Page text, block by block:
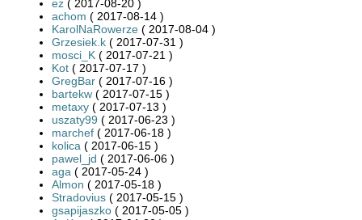
ez ( 2017-08-20 )
achom ( 2017-08-14 )
KarolNaRowerze ( 2017-08-04 )
Grzesiek.k ( 2017-07-31 )
mosci_K ( 2017-07-21 )
Kot ( 2017-07-17 )
GregBar ( 2017-07-16 )
bartekw ( 2017-07-15 )
metaxy ( 2017-07-13 )
uszaty99 ( 2017-06-23 )
marchef ( 2017-06-18 )
kolica ( 2017-06-15 )
pawel_jd ( 2017-06-06 )
aga ( 2017-05-24 )
Almon ( 2017-05-18 )
Stradovius ( 2017-05-15 )
gsapijaszko ( 2017-05-05 )